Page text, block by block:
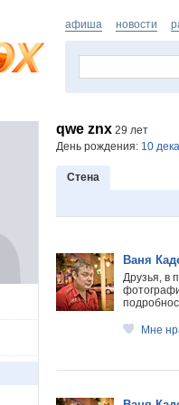
афиша новости
qwe znx 29 лет
День рождения: 10
Стена
Ваня
Друзья, в
Мне